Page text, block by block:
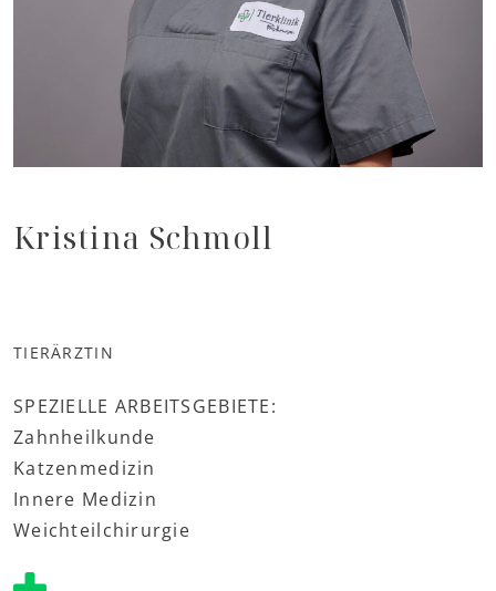
Kristina Schmoll
TIERÄRZTIN
SPEZIELLE ARBEITSGEBIETE:
Zahnheilkunde
Katzenmedizin
Innere Medizin
Weichteilchirurgie